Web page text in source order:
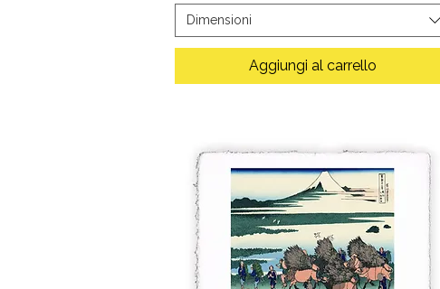
Dimensioni
Aggiungi al carrello